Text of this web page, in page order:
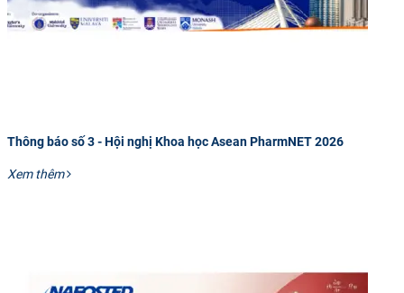
Thông báo số 3 - Hội nghị Khoa học Asean PharmNET 2026
Xem thêm